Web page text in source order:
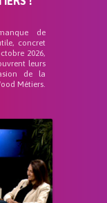
de
concret
2026,
leurs
de la
Métiers.